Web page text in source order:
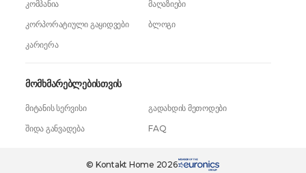
ერთი დაჭერით
კომპანია
მაღაზიები
კორპორატიული გაყიდვები
ბლოგი
კარიერა
მომხმარებლებისთვის
მიტანის სერვისი
გადახდის მეთოდები
შიდა განვადება
FAQ
© Kontakt Home 2026